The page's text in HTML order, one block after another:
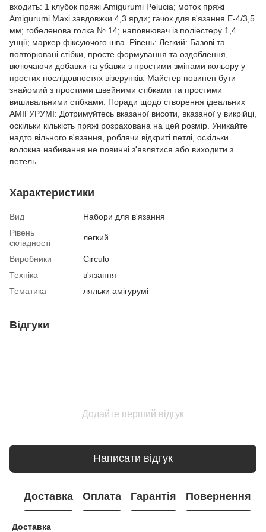
входить: 1 клубок пряжі Amigurumi Pelucia; моток пряжі
Amigurumi Maxi завдовжки 4,3 ярди; гачок для в'язання E-4/3,5
мм; гобеленова голка № 14; наповнювач із поліестеру 1,4
унції; маркер фіксуючого шва. Рівень: Легкий: Базові та
повторювані стібки, просте формування та оздоблення,
включаючи добавки та убавки з простими змінами кольору у
простих послідовностях візерунків. Майстер повинен бути
знайомий з простими швейними стібками та простими
вишивальними стібками. Поради щодо створення ідеальних
АМІГУРУМІ: Дотримуйтесь вказаної висоти, вказаної у викрійці,
оскільки кількість пряжі розрахована на цей розмір. Уникайте
надто вільного в'язання, роблячи відкриті петлі, оскільки
волокна набивання не повинні з'являтися або виходити з
петель.
Характеристики
Вид
Набори для в'язання
Рівень
складності
легкий
Виробники
Circulo
Техніка
в'язання
Тематика
ляльки амігурумі
Відгуки
Додайте перший відгук
Написати відгук
Доставка Оплата Гарантія Повернення
Доставка